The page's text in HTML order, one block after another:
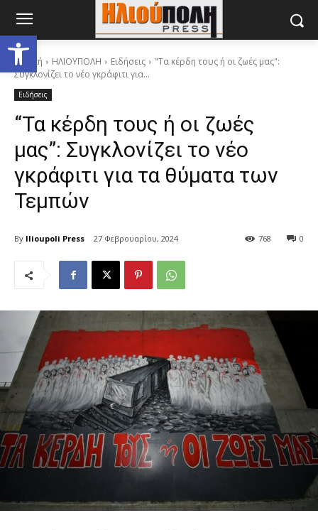
Ανοίξτε τη γραμμή εργαλείων
Αρχική ΗΛΙΟΥΠΟΛΗ Ειδήσεις
"Τα κέρδη τους ή οι ζωές μας":
Συγκλονίζει το νέο γκράφιτι για...
Ειδήσεις
“Τα κέρδη τους ή οι ζωές
μας”: Συγκλονίζει το νέο
γκράφιτι για τα θύματα των
Τεμπών
By Ilioupoli Press 27 Φεβρουαρίου, 2024 0
768